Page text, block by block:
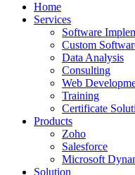
Home
Services
Software
Custom
Data Analysis
Consulting
Web
Training
Certificate
Products
Zoho
Salesforce
Microsoft
Solution